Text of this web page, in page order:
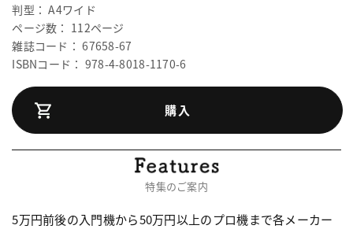
判型： A4ワイド
ページ数： 112ページ
雑誌コード： 67658-67
ISBNコード： 978-4-8018-1170-6
購入
特集のご案内
5万円前後の入門機から50万円以上のプロ機まで各メーカー